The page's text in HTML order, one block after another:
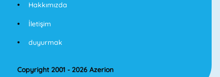
Hakkımızda
İletişim
duyurmak
Copyright 2001 - 2026 Azerion